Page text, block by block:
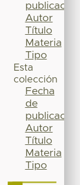
publicación
Autor
Título
Materia
Tipo
Esta
colección
Fecha
de
publicación
Autor
Título
Materia
Tipo